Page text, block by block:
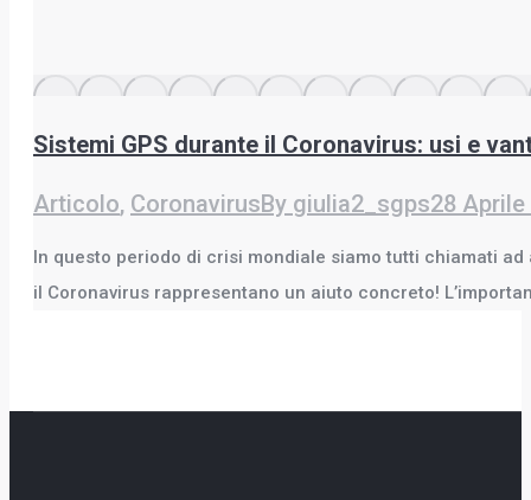
Sistemi GPS durante il Coronavirus: usi e
Articolo, CoronavirusBy giulia2_sgps28 Aprile
In questo periodo di crisi mondiale siamo tutti chiamati
il Coronavirus rappresentano un aiuto concreto!